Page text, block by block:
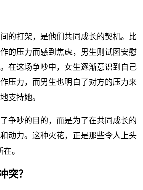
的打架，是他们共同成长的契机。比
的压力而感到焦虑，男生则试图安慰
在这场争吵中，女生逐渐意识到自己
压力，而男生也明白了对方的压力来
支持她。
争吵的目的，而是为了在共同成长的
动力。这种火花，正是那些令人上头
。
突？